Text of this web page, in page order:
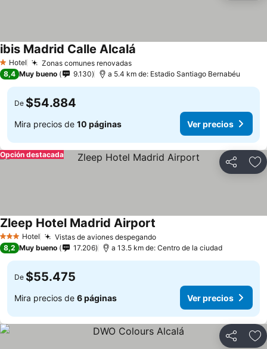
1 Estrellas
Hotel Zonas comunes renovadas
ibis Madrid Calle Alcalá
8,4 Muy bueno 9.130 a 5.4 km de: Estadio Santiago Bernabéu
De $54.884
Mira precios de 10 páginas Ver precios
Compartir
Opción destacada
3 Estrellas
Hotel Vistas de aviones despegando
Zleep Hotel Madrid Airport
8,2 Muy bueno 17.206 a 13.5 km de: Centro de la ciudad
De $55.475
Mira precios de 6 páginas Ver precios
Compartir